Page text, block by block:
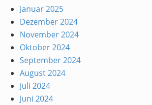
Januar 2025
Dezember 2024
November 2024
Oktober 2024
September 2024
August 2024
Juli 2024
Juni 2024